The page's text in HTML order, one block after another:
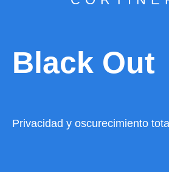
Black Out
Privacidad y oscurecimiento